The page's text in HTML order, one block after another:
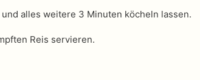
alles weitere 3 Minuten köcheln lassen.
Reis servieren.